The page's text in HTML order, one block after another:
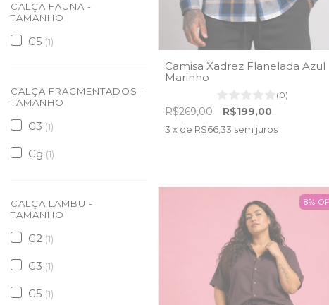
CALÇA FAUNA -
TAMANHO
G5 (1)
CALÇA FRAGMENTADOS -
TAMANHO
G3 (1)
Gg (1)
CALÇA LAMBU -
TAMANHO
G2 (1)
G3 (1)
G5 (1)
Camisa Xadrez Flanelada Azul
Marinho
(0)
R$269,00 R$199,00
3 x de R$66,33 sem juros
8%